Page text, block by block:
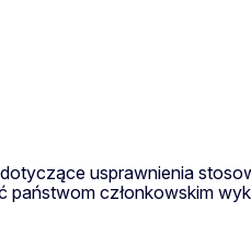
usprawnienia
członkowskim